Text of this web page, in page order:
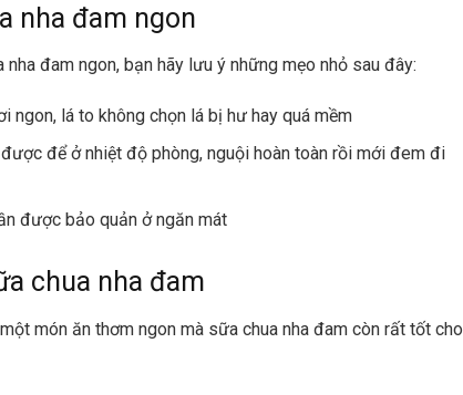
nha đam ngon
đam ngon, bạn hãy lưu ý những mẹo nhỏ sau đây:
ngon, lá to không chọn lá bị hư hay quá mềm
để ở nhiệt độ phòng, nguội hoàn toàn rồi mới đem đi
được bảo quản ở ngăn mát
chua nha đam
món ăn thơm ngon mà sữa chua nha đam còn rất tốt cho